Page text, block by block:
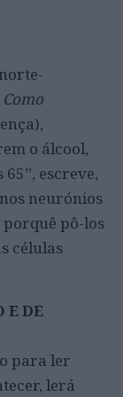
Como
o álcool,
escreve,
neurónios
porquê pô-los
células
E DE
para ler
lerá